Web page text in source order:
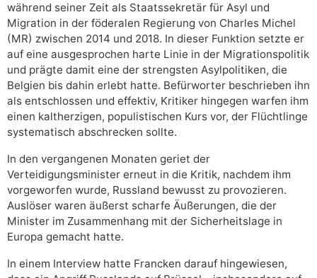
während seiner Zeit als Staatssekretär für Asyl und
Migration in der föderalen Regierung von Charles Michel
(MR) zwischen 2014 und 2018. In dieser Funktion setzte er
auf eine ausgesprochen harte Linie in der Migrationspolitik
und prägte damit eine der strengsten Asylpolitiken, die
Belgien bis dahin erlebt hatte. Befürworter beschrieben ihn
als entschlossen und effektiv, Kritiker hingegen warfen ihm
einen kaltherzigen, populistischen Kurs vor, der Flüchtlinge
systematisch abschrecken sollte.
In den vergangenen Monaten geriet der
Verteidigungsminister erneut in die Kritik, nachdem ihm
vorgeworfen wurde, Russland bewusst zu provozieren.
Auslöser waren äußerst scharfe Äußerungen, die der
Minister im Zusammenhang mit der Sicherheitslage in
Europa gemacht hatte.
In einem Interview hatte Francken darauf hingewiesen,